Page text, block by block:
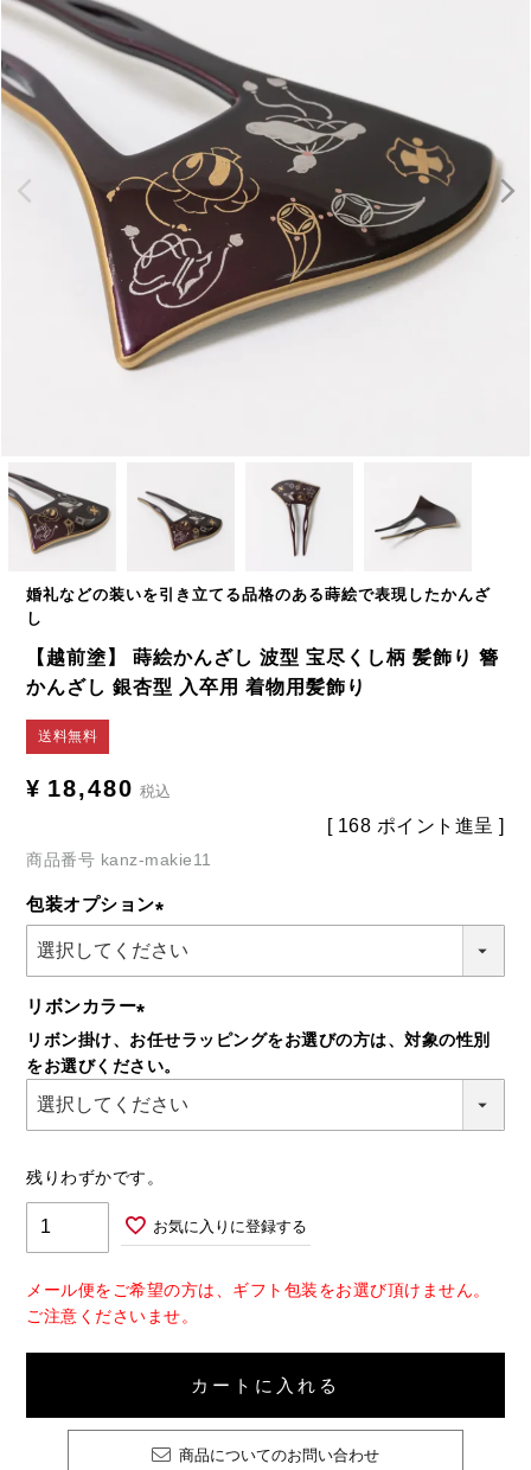
婚礼などの装いを引き立てる品格のある蒔絵で表現したかんざ
し
【越前塗】 蒔絵かんざし 波型 宝尽くし柄 髪飾り 簪
かんざし 銀杏型 入卒用 着物用髪飾り
送料無料
¥ 18,480 税込
[ 168 ポイント進呈 ]
商品番号 kanz-makie11
包装オプション
(必
リボンカラー
(必
須)
リボン掛け、お任せラッピングをお選びの方は、対象の性別
をお選びください。
残りわずかです。
お気に入りに登録する
メール便をご希望の方は、ギフト包装をお選び頂けません。
ご注意くださいませ。
カートに入れる
商品についてのお問い合わせ